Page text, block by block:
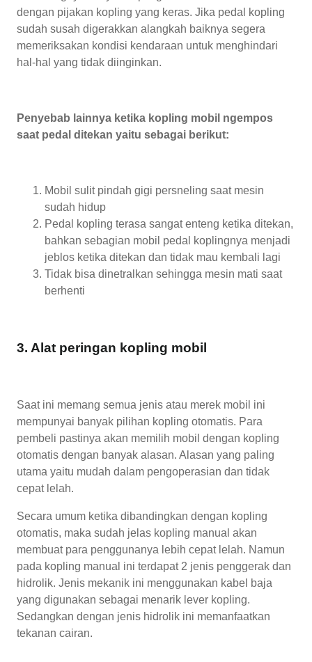
dengan pijakan kopling yang keras. Jika pedal kopling
sudah susah digerakkan alangkah baiknya segera
memeriksakan kondisi kendaraan untuk menghindari
hal-hal yang tidak diinginkan.
Penyebab lainnya ketika kopling mobil ngempos
saat pedal ditekan yaitu sebagai berikut:
Mobil sulit pindah gigi persneling saat mesin
sudah hidup
Pedal kopling terasa sangat enteng ketika ditekan,
bahkan sebagian mobil pedal koplingnya menjadi
jeblos ketika ditekan dan tidak mau kembali lagi
Tidak bisa dinetralkan sehingga mesin mati saat
berhenti
3. Alat peringan kopling mobil
Saat ini memang semua jenis atau merek mobil ini
mempunyai banyak pilihan kopling otomatis. Para
pembeli pastinya akan memilih mobil dengan kopling
otomatis dengan banyak alasan. Alasan yang paling
utama yaitu mudah dalam pengoperasian dan tidak
cepat lelah.
Secara umum ketika dibandingkan dengan kopling
otomatis, maka sudah jelas kopling manual akan
membuat para penggunanya lebih cepat lelah. Namun
pada kopling manual ini terdapat 2 jenis penggerak dan
hidrolik. Jenis mekanik ini menggunakan kabel baja
yang digunakan sebagai menarik lever kopling.
Sedangkan dengan jenis hidrolik ini memanfaatkan
tekanan cairan.